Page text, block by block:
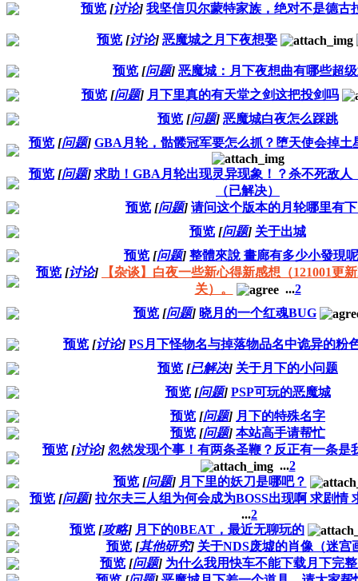
预览 [讨论] 我坚信贝尔蒙特家族，绝对不是德古
预览 [讨论] 恶魔城之月下夜想娶
预览 [问题] 恶魔城：月下夜想曲有哪些超
预览 [问题] 月下里真的有天堂之剑这把投剑吗
预览 [问题] 恶魔城白夜怎么踩跳
预览 [问题] GBA月轮，骷髅冠军要怎么抓？堕天使会掉土
预览 [问题] 求助！GBA月轮出现灵异现象！？杀不死敌人
（已解决）
预览 [问题] 请问这个版本的月轮哪里有
预览 [问题] 关于出城
预览 [问题] 整體來說 畫廊有多少小發現
预览 [讨论]
【杂谈】白夜一些新心得新感想（121001更
关）。
...2
预览 [问题] 晓月的一个红魂BUG
预览 [讨论] PS月下怪物名与掉落物品名中诡异的粉
预览 [已解决] 关于月下的小问题
预览 [问题] PSP可玩的恶魔城
预览 [问题] 月下的特殊名字
预览 [问题] 本站高手请帮忙
预览 [讨论] 忽然发现个事！有两条圣鞭？反正有一条是
...2
预览 [问题] 月下里的妖刀是哪吧？
预览 [问题] 拉尔夫三人组为何会成为BOSS出现啊 求剧情
...2
预览 [攻略] 月下的0BEAT，最近无聊玩的
预览 [其他研究] 关于NDS废墟的肖像（迷宫
预览 [问题] 为什么我用快车不能下载月下完